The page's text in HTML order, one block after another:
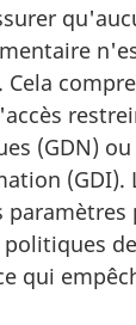
Cela
(GDN)
(GDI).
paramètres
qui